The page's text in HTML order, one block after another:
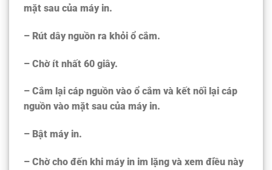
mặt sau của máy in.
– Rút dây nguồn ra khỏi ổ cắm.
– Chờ ít nhất 60 giây.
– Cắm lại cáp nguồn vào ổ cắm và kết nối lại cáp
nguồn vào mặt sau của máy in.
– Bật máy in.
– Chờ cho đến khi máy in im lặng và xem điều này